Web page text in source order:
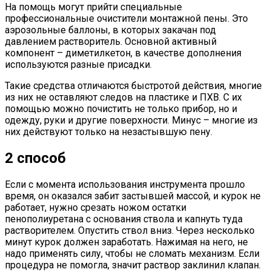
На помощь могут прийти специальные
профессиональные очистители монтажной пены. Это
аэрозольные баллоны, в которых закачан под
давлением растворитель. Основной активный
компонент – диметилкетон, в качестве дополнения
используются разные присадки.
Такие средства отличаются быстротой действия, многие
из них не оставляют следов на пластике и ПХВ. С их
помощью можно почистить не только прибор, но и
одежду, руки и другие поверхности. Минус – многие из
них действуют только на незастывшую пену.
2 способ
Если с момента использования инструмента прошло
время, он оказался забит застывшей массой, и курок не
работает, нужно срезать ножом остатки
пенополиуретана с основания ствола и капнуть туда
растворителем. Опустить ствол вниз. Через несколько
минут курок должен заработать. Нажимая на него, не
надо применять силу, чтобы не сломать механизм. Если
процедура не помогла, значит раствор заклинил клапан.